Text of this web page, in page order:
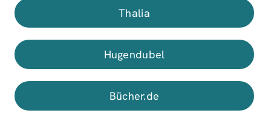
Thalia
Hugendubel
Bücher.de